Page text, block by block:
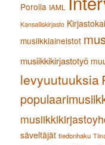
Poroila IAML
Kansalliskirjasto
musiikkiaineistot
musiikkikirjastotyö
levyuutuuksia
säveltäjät tiedonhaku